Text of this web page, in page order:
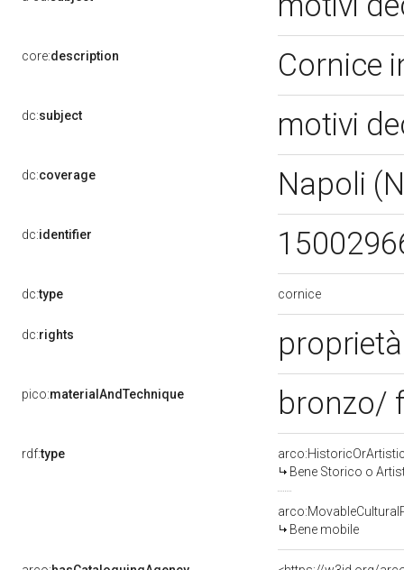
core:description Cornice
dc:subject motivi
dc:coverage Napoli
dc:identifier
dc:type cornice
dc:rights
pico:materialAndTechnique bronzo/
rdf:type
Bene Storico o
Bene mobile